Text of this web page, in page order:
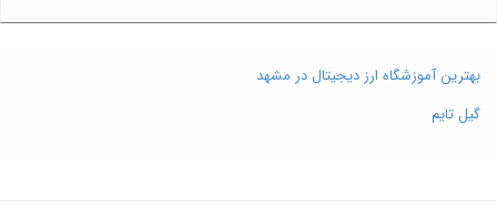
بهترین آموزشگاه ارز دیجیتال در مشهد
گیل تایم